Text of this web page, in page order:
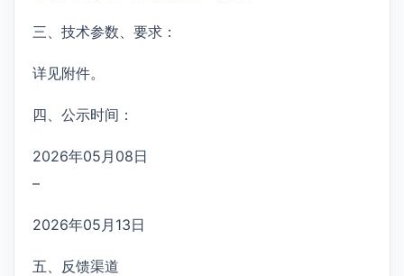
三、技术参数、要求：
详见附件。
四、公示时间：
2026年05月08日
–
2026年05月13日
五、反馈渠道